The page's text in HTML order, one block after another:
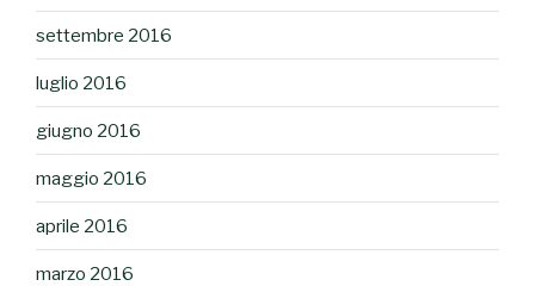
settembre 2016
luglio 2016
giugno 2016
maggio 2016
aprile 2016
marzo 2016